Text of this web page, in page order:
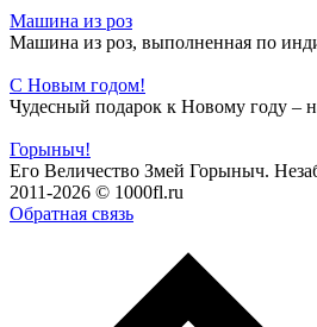
Машина из роз
Машина из роз, выполненная по
С Новым годом!
Чудесный подарок к Новому году –
Горыныч!
Его Величество Змей Горыныч.
2011-2026 © 1000fl.ru
Обратная связь